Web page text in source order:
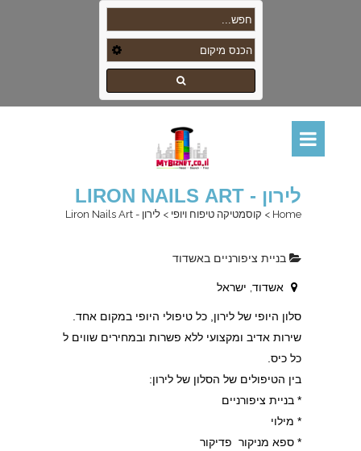
לירון - LIRON NAILS ART
Home
> קוסמטיקה טיפוח ויופי > לירון - Liron Nails Art
בניית ציפורניים באשדוד
אשדוד, ישראל
סלון היופי של לירון, כל טיפולי היופי במקום אחד.
שירות אדיב ומקצועי ללא פשרות ובמחירים שווים ל
כל כיס.
בין הטיפולים של הסלון של לירון:
* בניית ציפורניים
* מילוי
* ספא מניקור פדיקור